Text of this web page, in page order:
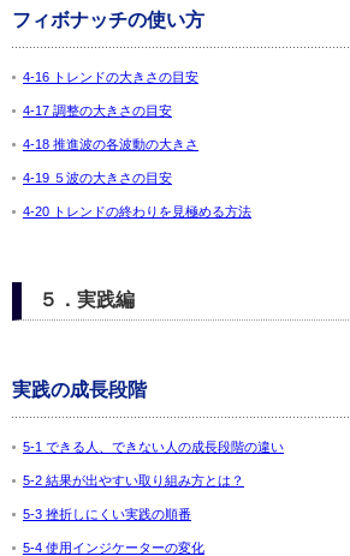
フィボナッチの使い方
4-16 トレンドの大きさの目安
4-17 調整の大きさの目安
4-18 推進波の各波動の大きさ
4-19 ５波の大きさの目安
4-20 トレンドの終わりを見極める方法
５．実践編
実践の成長段階
5-1 できる人、できない人の成長段階の違い
5-2 結果が出やすい取り組み方とは？
5-3 挫折しにくい実践の順番
5-4 使用インジケーターの変化